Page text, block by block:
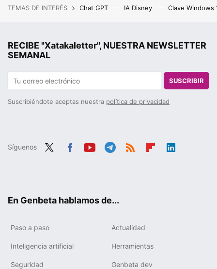
TEMAS DE INTERÉS Chat GPT IA Disney Clave Windows
RECIBE "Xatakaletter", NUESTRA NEWSLETTER
SEMANAL
SUSCRIBIR
Suscribiéndote aceptas nuestra política de privacidad
Síguenos
En Genbeta hablamos de...
Paso a paso Actualidad
Inteligencia artificial Herramientas
Seguridad Genbeta dev